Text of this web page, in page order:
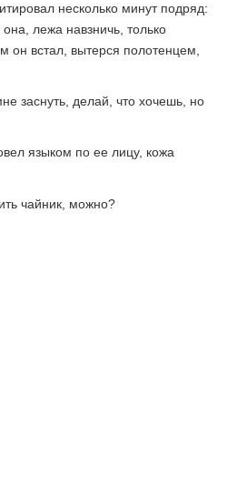
несколько минут подряд:
лежа навзничь, только
он встал, вытерся полотенцем,
заснуть, делай, что хочешь, но
языком по ее лицу, кожа
чайник, можно?